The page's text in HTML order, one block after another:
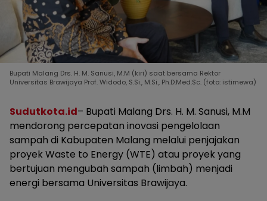
Bupati Malang Drs. H. M. Sanusi, M.M (kiri) saat bersama Rektor
Universitas Brawijaya Prof. Widodo, S.Si., M.Si., Ph.D.Med.Sc. (foto: istimewa)
Sudutkota.id– Bupati Malang Drs. H. M. Sanusi, M.M
mendorong percepatan inovasi pengelolaan
sampah di Kabupaten Malang melalui penjajakan
proyek Waste to Energy (WTE) atau proyek yang
bertujuan mengubah sampah (limbah) menjadi
energi bersama Universitas Brawijaya.